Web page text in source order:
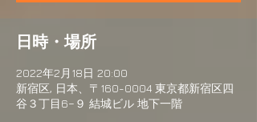
日時・場所
2022年2月18日 20:00
新宿区, 日本、〒160-0004 東京都新宿区四
谷３丁目6−９ 結城ビル 地下一階